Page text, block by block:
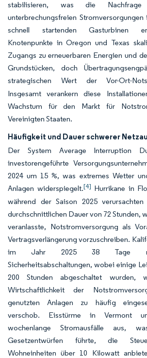
stabilisieren, was die
unterbrechungsfreien
schnell startenden Gasturbinen
Knotenpunkte in Oregon und Texas
Zugangs zu erneuerbaren Energien und
Grundstücken, doch
strategischen Wert der Vor-Ort-
Insgesamt verankern diese
Wachstum für den Markt für
Vereinigten Staaten.
Häufigkeit und Dauer schwerer
Der System Average Interruption
investorengeführte
2024 um 15 %, was extremes Wetter
Anlagen widerspiegelt.[4] Hurrikane in
während der Saison 2025
durchschnittlichen Dauer von 72 Stunden,
veranlasste, Notstromversorgung als
Vertragsverlängerung vorzuschreiben.
im Jahr 2025 38 Tage
Sicherheitsabschaltungen, wobei einige
200 Stunden abgeschaltet wurden,
Wirtschaftlichkeit der
genutzten Anlagen zu häufig
verschob. Eisstürme in Vermont
wochenlange Stromausfälle aus,
Gesetzentwürfen führte, die
Wohneinheiten über 10 Kilowatt